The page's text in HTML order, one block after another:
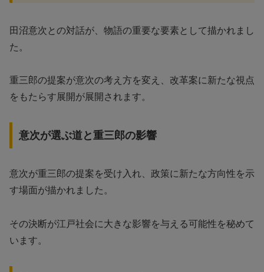
田沼意次との対話が、物語の重要な要素として描かれまし
た。
重三郎の提案が意次の考え方を変え、改革案に新たな視点
をもたらす展開が展開されます。
意次が選ぶ道と重三郎の影響
意次が重三郎の提案を受け入れ、政策に新たな方向性を示
す場面が描かれました。
その決断が江戸社会に大きな影響を与える可能性を秘めて
います。